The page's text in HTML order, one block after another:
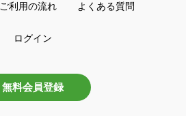
ご利用の流れ よくある質問
ログイン
無料会員登録